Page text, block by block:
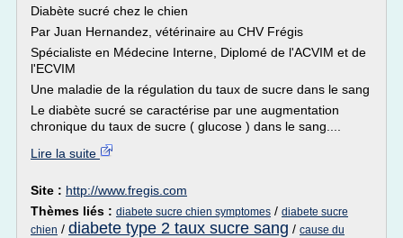
Diabète sucré chez le chien
Par Juan Hernandez, vétérinaire au CHV Frégis
Spécialiste en Médecine Interne, Diplomé de l'ACVIM et de
l'ECVIM
Une maladie de la régulation du taux de sucre dans le sang
Le diabète sucré se caractérise par une augmentation
chronique du taux de sucre ( glucose ) dans le sang....
Lire la suite
Site : http://www.fregis.com
Thèmes liés : diabete sucre chien symptomes / diabete sucre
chien / diabete type 2 taux sucre sang / cause du